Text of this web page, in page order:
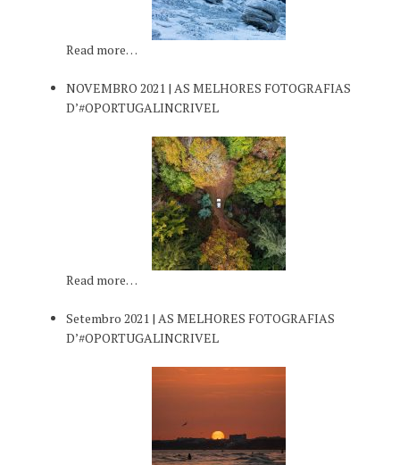
Read more…
NOVEMBRO 2021 | AS MELHORES FOTOGRAFIAS
D’#OPORTUGALINCRIVEL
Read more…
Setembro 2021 | AS MELHORES FOTOGRAFIAS
D’#OPORTUGALINCRIVEL